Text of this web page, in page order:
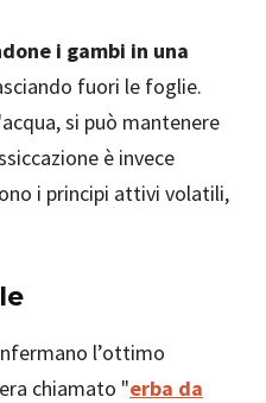
i gambi in una
fuori le foglie.
si può mantenere
è invece
i principi attivi volatili,
l’ottimo
chiamato "erba da